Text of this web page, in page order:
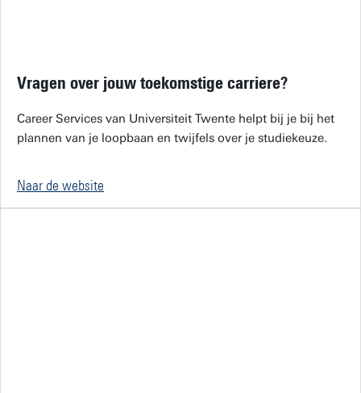
Vragen over jouw toekomstige carriere?
Career Services van Universiteit Twente helpt bij je bij het
plannen van je loopbaan en twijfels over je studiekeuze.
Naar de website